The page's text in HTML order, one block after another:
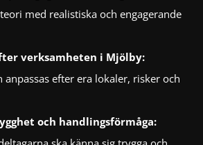
med realistiska och engagerande
verksamheten i Mjölby:
anpassas efter era lokaler, risker och
och handlingsförmåga: